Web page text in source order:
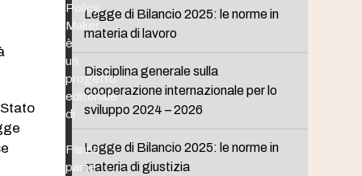
Legge di Bilancio 2025: le norme in
materia di lavoro
Disciplina generale sulla
cooperazione internazionale per lo
sviluppo 2024 – 2026
Legge di Bilancio 2025: le norme in
materia di giustizia
Policy
Maker
è
un
progetto
editoriale
di
Fanno
parte